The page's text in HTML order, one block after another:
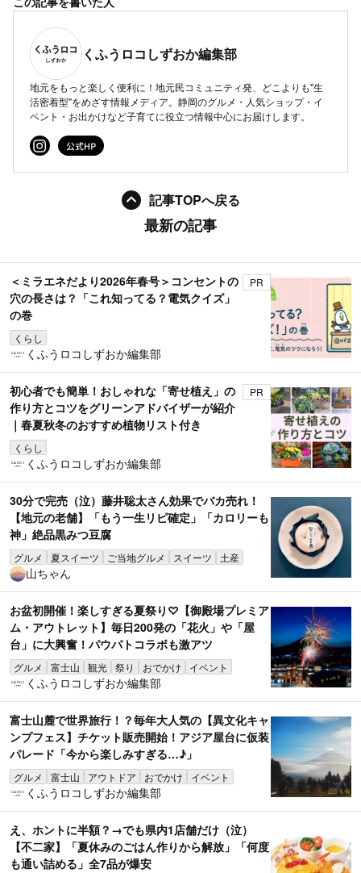
くふうロコしずおか編集部
地元をもっと楽しく便利に！地元民コミュニティ発、どこよりも"生
活密着型"をめざす情報メディア。静岡のグルメ・人気ショップ・イ
ベント・お出かけなど子育てに役立つ情報中心にお届けします。
記事TOPへ戻る
最新の記事
＜ミラエネだより2026年春号＞コンセントの
穴の長さは？「これ知ってる？電気クイズ」
の巻
くらし
PR
くふうロコしずおか編集部
初心者でも簡単！おしゃれな「寄せ植え」の
作り方とコツをグリーンアドバイザーが紹介
｜春夏秋冬のおすすめ植物リスト付き
くらし
PR
くふうロコしずおか編集部
30分で完売（泣）藤井聡太さん効果でバカ売れ！
【地元の老舗】「もう一生リピ確定」「カロリーも
神」絶品黒みつ豆腐
グルメ 夏スイーツ ご当地グルメ スイーツ 土産
山ちゃん
お盆初開催！楽しすぎる夏祭り♡【御殿場プレミア
ム・アウトレット】毎日200発の「花火」や「屋
台」に大興奮！パウパトコラボも激アツ
グルメ 富士山 観光 祭り おでかけ イベント
くふうロコしずおか編集部
富士山麓で世界旅行！？毎年大人気の【異文化キャ
ンプフェス】チケット販売開始！アジア屋台に仮装
パレード「今から楽しみすぎる…♪」
グルメ 富士山 アウトドア おでかけ イベント
くふうロコしずおか編集部
え、ホントに半額？→でも県内1店舗だけ（泣）
【不二家】「夏休みのごはん作りから解放」「何度
も通い詰める」全7品が爆安